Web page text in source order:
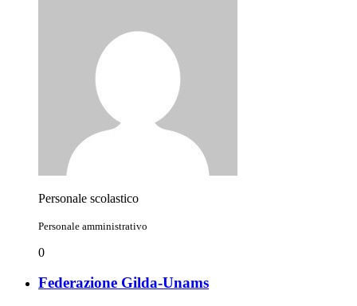
Personale scolastico
Personale amministrativo
0
Federazione Gilda-Unams